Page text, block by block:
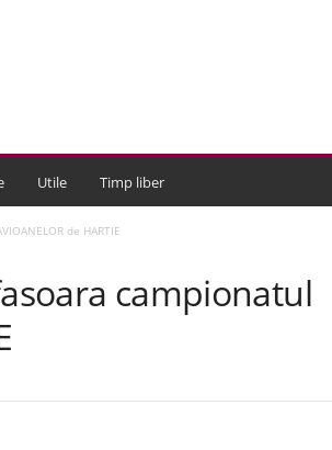
Utile Timp liber
de HARTIE
campionatul